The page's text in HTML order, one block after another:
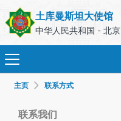
土库曼斯坦大使馆
中华人民共和国 - 北京
主页 联系方式
联系我们